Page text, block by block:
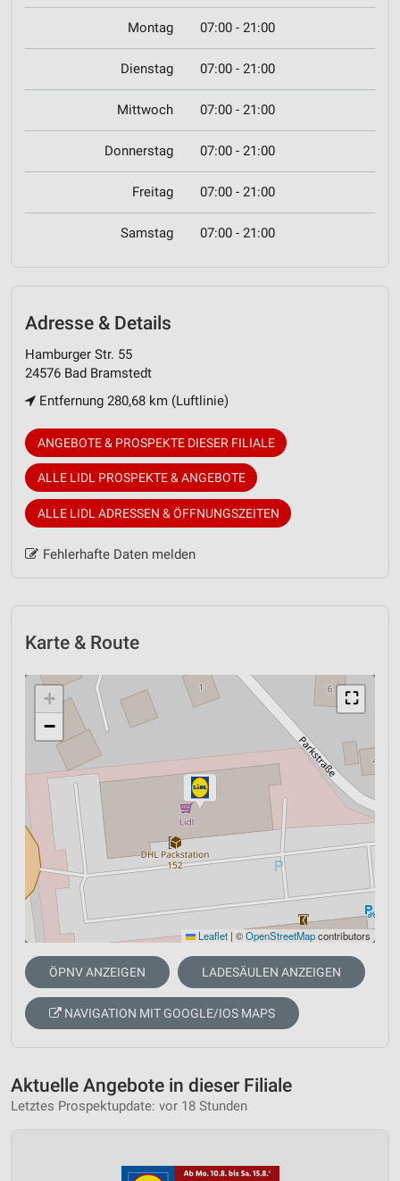
Montag 07:00 - 21:00
Dienstag 07:00 - 21:00
Mittwoch 07:00 - 21:00
Donnerstag 07:00 - 21:00
Freitag 07:00 - 21:00
Samstag 07:00 - 21:00
Adresse & Details
Hamburger Str. 55
24576 Bad Bramstedt
Entfernung 280,68 km (Luftlinie)
ANGEBOTE & PROSPEKTE DIESER FILIALE
ALLE LIDL PROSPEKTE & ANGEBOTE
ALLE LIDL ADRESSEN & ÖFFNUNGSZEITEN
Fehlerhafte Daten melden
Karte & Route
⛶
+
−
Leaflet | ©OpenStreetMapcontributors
ÖPNV ANZEIGEN LADESÄULEN ANZEIGEN
NAVIGATION MIT GOOGLE/IOS MAPS
Aktuelle Angebote in dieser Filiale
Letztes Prospektupdate: vor 18 Stunden